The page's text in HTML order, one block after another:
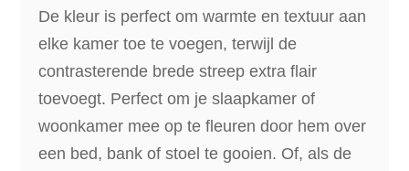
De kleur is perfect om warmte en textuur aan
elke kamer toe te voegen, terwijl de
contrasterende brede streep extra flair
toevoegt. Perfect om je slaapkamer of
woonkamer mee op te fleuren door hem over
een bed, bank of stoel te gooien. Of, als de